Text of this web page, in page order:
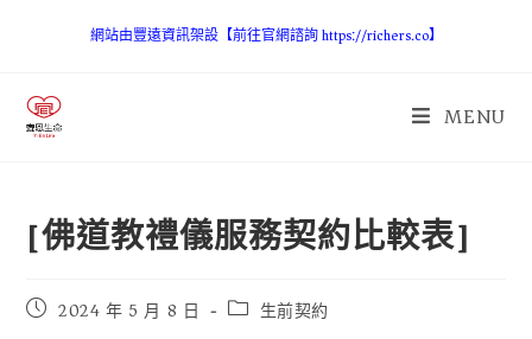
網站由豐遠資訊架設【前往官網諮詢 https://richers.co】
MENU
[佛道教禮儀服務契約比較表]
2024 年 5 月 8 日 生前契約